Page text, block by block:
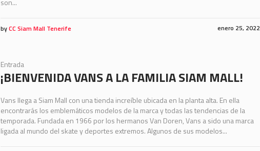
son...
enero 25, 2022
byCC Siam Mall Tenerife
Entrada
¡BIENVENIDA VANS A LA FAMILIA SIAM MALL!
Vans llega a Siam Mall con una tienda increíble ubicada en la planta alta. En ella
encontrarás los emblemáticos modelos de la marca y todas las tendencias de la
temporada. Fundada en 1966 por los hermanos Van Doren, Vans a sido una marca
ligada al mundo del skate y deportes extremos. Algunos de sus modelos...